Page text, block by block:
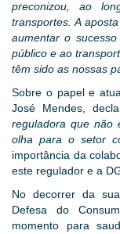
preconizou, ao
transportes. A
aumentar o
público e ao
têm sido as nossas
Sobre o papel e
José Mendes,
reguladora que não
olha para o setor
importância da
este regulador e a
No decorrer da
Defesa do
momento para